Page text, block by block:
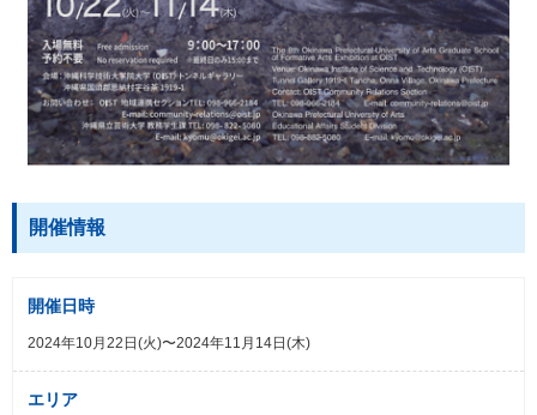
開催情報
開催日時
2024年10月22日(火)〜2024年11月14日(木)
エリア